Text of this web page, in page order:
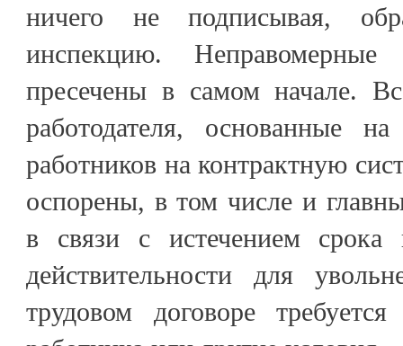
ничего не подписывая,
инспекцию.
пресечены в самом начале.
работодателя, основанные
работников на контрактную
оспорены, в том числе и
в связи с истечением срока
действительности для
трудовом договоре